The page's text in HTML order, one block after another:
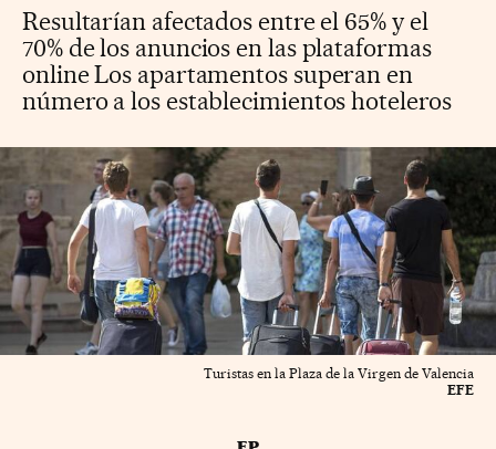
Resultarían afectados entre el 65% y el
70% de los anuncios en las plataformas
online Los apartamentos superan en
número a los establecimientos hoteleros
Turistas en la Plaza de la Virgen de Valencia
EFE